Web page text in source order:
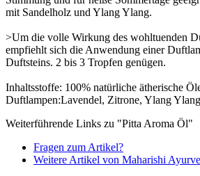
mit Sandelholz und Ylang Ylang.
>Um die volle Wirkung des wohltuenden
empfiehlt sich die Anwendung einer
Duftsteins. 2 bis 3 Tropfen genügen.
Inhaltsstoffe: 100% natürliche ätherische
Duftlampen:Lavendel, Zitrone, Ylang
Weiterführende Links zu "Pitta Aroma Öl"
Fragen zum Artikel?
Weitere Artikel von Maharishi